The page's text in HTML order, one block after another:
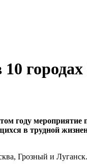
городах
году мероприятие
в трудной
Грозный и